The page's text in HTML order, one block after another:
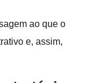
ao que o
e, assim,